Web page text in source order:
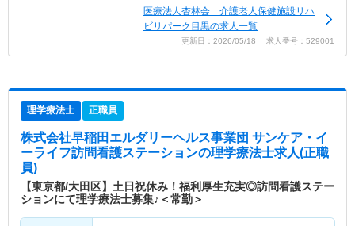
医療法人杏林会 介護老人保健施設リハ
ビリパーク目黒の求人一覧
更新日：2026/05/18 求人番号：529001
理学療法士 正職員
株式会社早稲田エルダリーヘルス事業団 サンケア・イ
ーライフ訪問看護ステーションの理学療法士求人(正職
員)
【東京都/大田区】土日祝休み！福利厚生充実◎訪問看護ステー
ションにて理学療法士募集♪＜常勤＞